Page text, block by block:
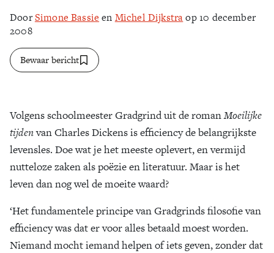
DoorSimone Bassie en Michel Dijkstraop 10 december
2008
Bewaar bericht
Volgens schoolmeester Gradgrind uit de romanMoeilijke
tijdenvan Charles Dickens is efficiency de belangrijkste
levensles. Doe wat je het meeste oplevert, en vermijd
nutteloze zaken als poëzie en literatuur. Maar is het
leven dan nog wel de moeite waard?
‘Het fundamentele principe van Gradgrinds filosofie van
efficiency was dat er voor alles betaald moest worden.
Niemand mocht iemand helpen of iets geven, zonder dat